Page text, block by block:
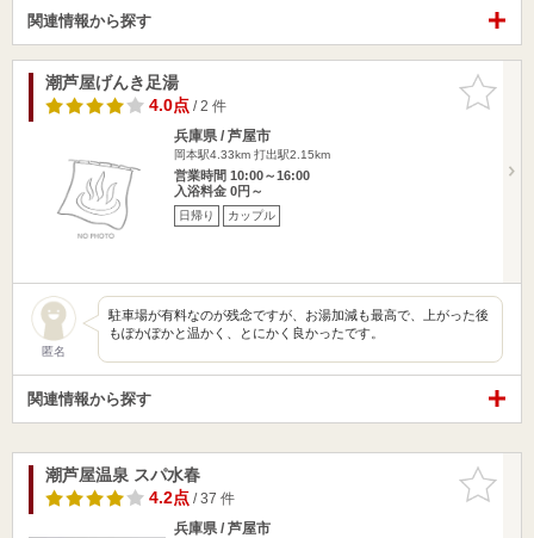
関連情報から探す
お気に入
りに追加
潮芦屋げんき足湯
4.0点/ 2 件
兵庫県 / 芦屋市
岡本駅4.33km 打出駅2.15km
営業時間 10:00～16:00
入浴料金 0円～
日帰り カップル
匿名
駐車場が有料なのが残念ですが、お湯加減も最高で、上がった後
もぽかぽかと温かく、とにかく良かったです。
関連情報から探す
お気に入
りに追加
潮芦屋温泉 スパ水春
4.2点/ 37 件
兵庫県 / 芦屋市